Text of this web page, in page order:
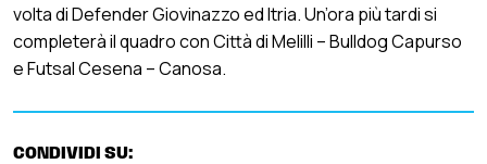
volta di Defender Giovinazzo ed Itria. Un’ora più tardi si
completerà il quadro con Città di Melilli – Bulldog Capurso
e Futsal Cesena – Canosa.
CONDIVIDI SU: